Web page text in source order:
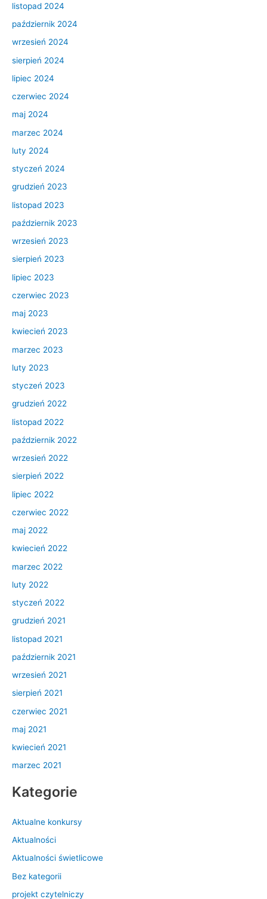
listopad 2024
październik 2024
wrzesień 2024
sierpień 2024
lipiec 2024
czerwiec 2024
maj 2024
marzec 2024
luty 2024
styczeń 2024
grudzień 2023
listopad 2023
październik 2023
wrzesień 2023
sierpień 2023
lipiec 2023
czerwiec 2023
maj 2023
kwiecień 2023
marzec 2023
luty 2023
styczeń 2023
grudzień 2022
listopad 2022
październik 2022
wrzesień 2022
sierpień 2022
lipiec 2022
czerwiec 2022
maj 2022
kwiecień 2022
marzec 2022
luty 2022
styczeń 2022
grudzień 2021
listopad 2021
październik 2021
wrzesień 2021
sierpień 2021
czerwiec 2021
maj 2021
kwiecień 2021
marzec 2021
Kategorie
Aktualne konkursy
Aktualności
Aktualności świetlicowe
Bez kategorii
projekt czytelniczy